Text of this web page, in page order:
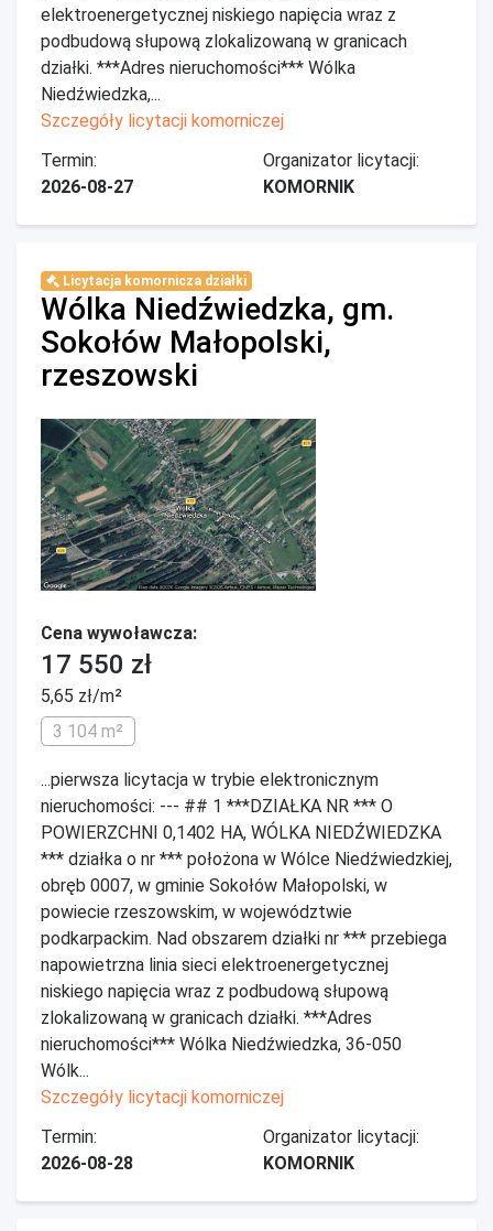
elektroenergetycznej niskiego napięcia wraz z
podbudową słupową zlokalizowaną w granicach
działki. ***Adres nieruchomości*** Wólka
Niedźwiedzka,...
Szczegóły licytacji komorniczej
Termin:
2026-08-27
Organizator licytacji:
KOMORNIK
Licytacja komornicza działki
Wólka Niedźwiedzka, gm.
Sokołów Małopolski,
rzeszowski
Cena wywoławcza:
17 550 zł
5,65 zł/m²
3 104 m²
...pierwsza licytacja w trybie elektronicznym
nieruchomości: --- ## 1 ***DZIAŁKA NR *** O
POWIERZCHNI 0,1402 HA, WÓLKA NIEDŹWIEDZKA
*** działka o nr *** położona w Wólce Niedźwiedzkiej,
obręb 0007, w gminie Sokołów Małopolski, w
powiecie rzeszowskim, w województwie
podkarpackim. Nad obszarem działki nr *** przebiega
napowietrzna linia sieci elektroenergetycznej
niskiego napięcia wraz z podbudową słupową
zlokalizowaną w granicach działki. ***Adres
nieruchomości*** Wólka Niedźwiedzka, 36-050
Wólk...
Szczegóły licytacji komorniczej
Termin:
2026-08-28
Organizator licytacji:
KOMORNIK